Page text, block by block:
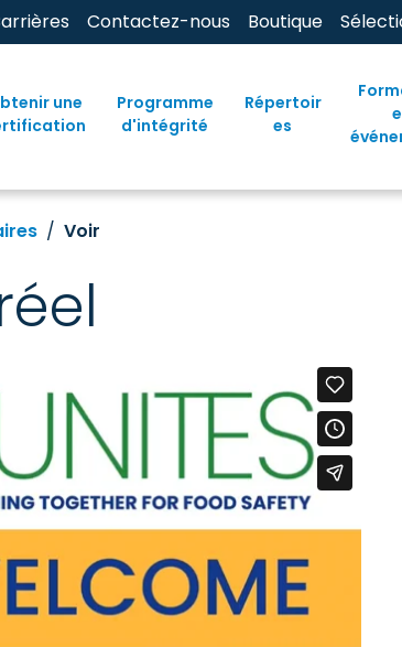
Contactez-nous Boutique
une
Programme
d'intégrité
Répertoir
es
Voir